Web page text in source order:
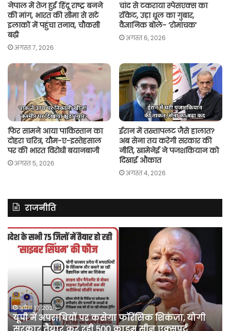
नेपाल में तेज हुई हिंदू राष्ट्र बनने
की मांग, भारत की सीमा से सटे
इलाकों में पहुंचा तनाव, चौकसी
बढ़ी
अगस्त 7, 2026
चांद से टकराया स्पेसएक्स का
रॉकेट, उड़ा धूल का गुबार,
वैज्ञानिक बोले- ‘रोमांचक’
अगस्त 6, 2026
फिर सामने आया पाकिस्तान का
दोहरा चरित्र, यौम-ए-इस्तेहसाल
पर की भारत विरोधी बयानबाजी
अगस्त 5, 2026
ईरान में तख्तापलट जैसे हालात?
अब सेना तय करेगी सरकार की
नीति, खामेनेई ने पजशकियान को
दिखाई औकात
अगस्त 4, 2026
राजनीति
असम
में
कांग्रेस
नेता
पवन
खेड़ा
अप्रैल 10, 2026
असम में दर्ज मामले में कांग्रेस नेता पवन खेड़ा को एक